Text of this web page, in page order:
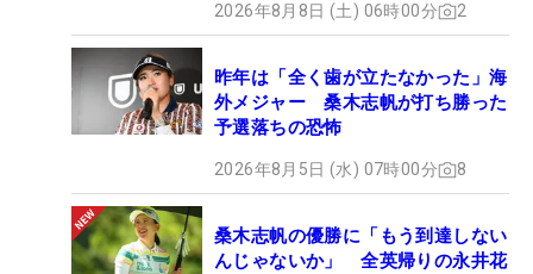
2026年8月8日 (土) 06時00分 2
昨年は「全く歯が立たなかった」海
外メジャー 桑木志帆が打ち勝った
予選落ちの恐怖
2026年8月5日 (水) 07時00分 8
桑木志帆の優勝に「もう到達しない
んじゃないか」 全英帰りの永井花